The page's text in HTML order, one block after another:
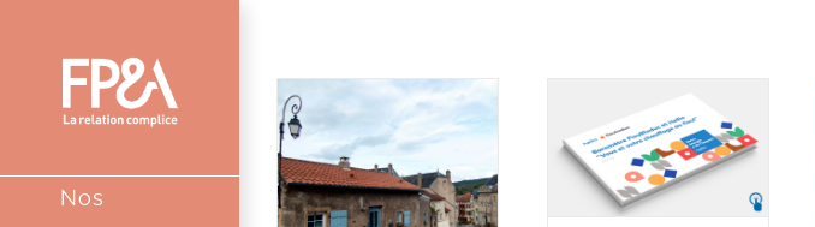
contenu
Nos
Hellio et l’association
pour déployer les
rénovations globales
consommateurs de
fioul privilégient la
sobriété
énergétique au